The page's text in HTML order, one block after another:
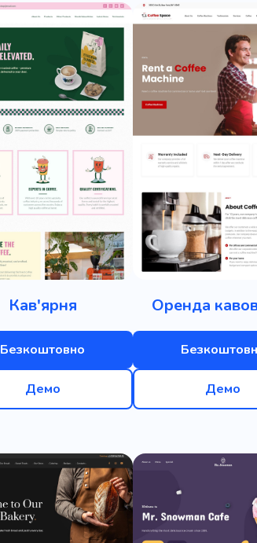
Кав'ярня
Безкоштовно
Демо
Оренда
Демо